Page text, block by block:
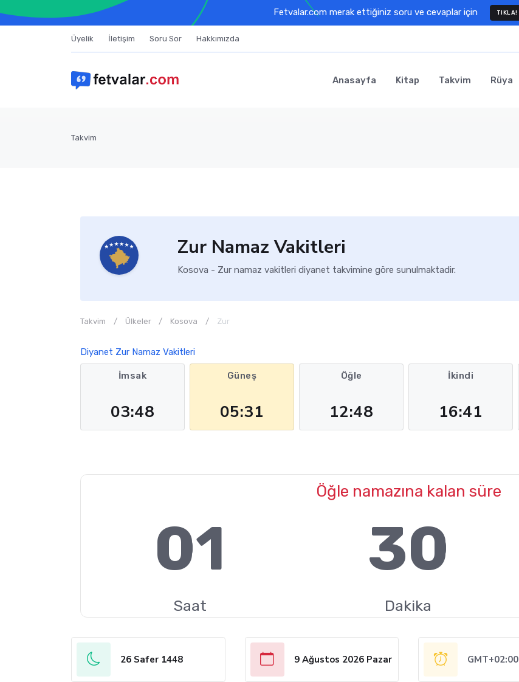
Fetvalar.com merak ettiğiniz soru ve cevaplar için TIKLA!
Üyelik İletişim Soru Sor Hakkımızda
Anasayfa Kitap Takvim Rüya
Takvim
Zur Namaz Vakitleri
Kosova - Zur namaz vakitleri diyanet takvimine göre sunulmaktadir.
Takvim Ülkeler Kosova Zur
Diyanet Zur Namaz Vakitleri
İmsak
03:48
Güneş
05:31
Öğle
12:48
İkindi
16:41
Öğle namazına kalan süre
01
Saat
30
Dakika
26 Safer 1448 9 Ağustos 2026 Pazar GMT+02:00